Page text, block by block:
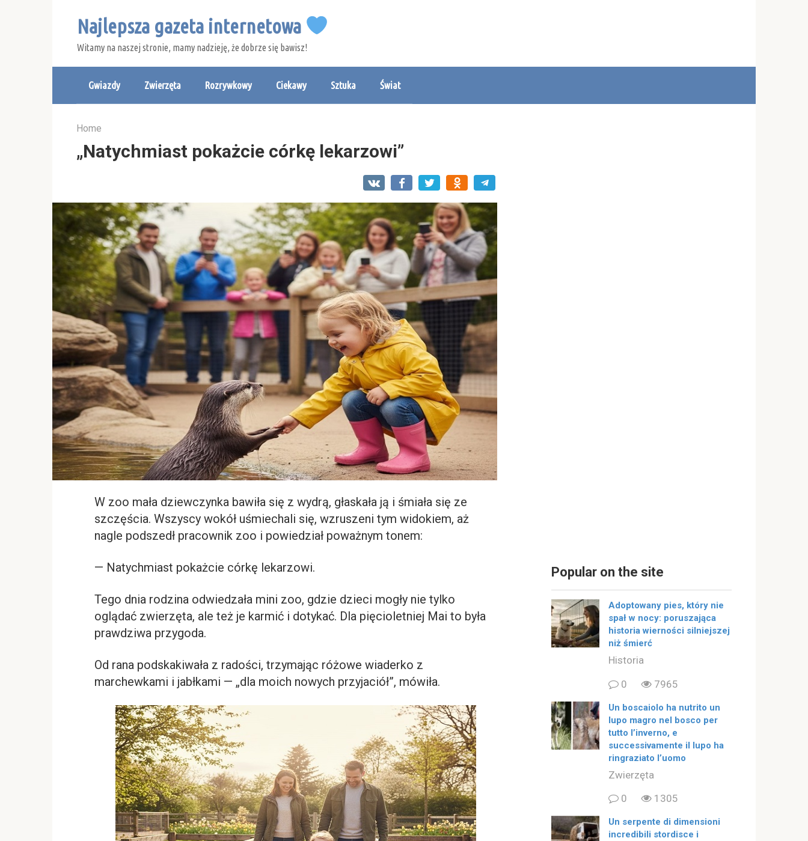
Najlepsza gazeta internetowa
Witamy na naszej stronie, mamy nadzieję, że dobrze się bawisz!
Gwiazdy Zwierzęta Rozrywkowy Ciekawy Sztuka Świat
Home
„Natychmiast pokażcie córkę lekarzowi”
W zoo mała dziewczynka bawiła się z wydrą, głaskała ją i śmiała się ze
szczęścia. Wszyscy wokół uśmiechali się, wzruszeni tym widokiem, aż
nagle podszedł pracownik zoo i powiedział poważnym tonem:
— Natychmiast pokażcie córkę lekarzowi.
Tego dnia rodzina odwiedzała mini zoo, gdzie dzieci mogły nie tylko
oglądać zwierzęta, ale też je karmić i dotykać. Dla pięcioletniej Mai to była
prawdziwa przygoda.
Od rana podskakiwała z radości, trzymając różowe wiaderko z
marchewkami i jabłkami — „dla moich nowych przyjaciół”, mówiła.
Popular on the site
Adoptowany pies, który nie
spał w nocy: poruszająca
historia wierności silniejszej
niż śmierć
Historia
0
7965
Un boscaiolo ha nutrito un
lupo magro nel bosco per
tutto l’inverno, e
successivamente il lupo ha
ringraziato l’uomo
Zwierzęta
0
1305
Un serpente di dimensioni
incredibili stordisce i